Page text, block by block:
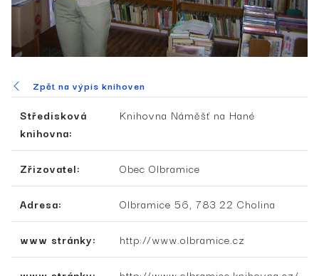
Zpět na výpis knihoven
Středisková
knihovna:
Knihovna Náměšť na Hané
Zřizovatel: Obec Olbramice
Adresa: Olbramice 56, 783 22 Cholina
www stránky: http://www.olbramice.cz